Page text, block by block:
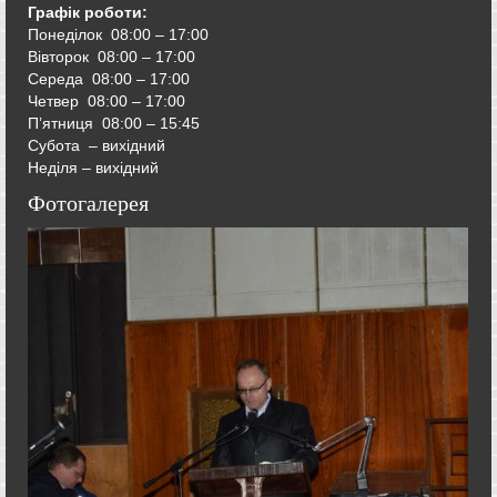
Графік роботи:
Понеділок 08:00 – 17:00
Вівторок 08:00 – 17:00
Середа 08:00 – 17:00
Четвер 08:00 – 17:00
П’ятниця 08:00 – 15:45
Субота – вихідний
Неділя – вихідний
Фотогалерея